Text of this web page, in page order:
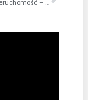
Nakłady na nieruchomość – Czy remont obniża zachowek?